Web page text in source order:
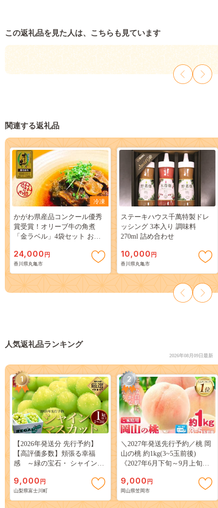
この返礼品を見た人は、こちらも見ています
関連する返礼品
冷凍
かがわ県産品コンクール優秀
賞受賞！オリーブ牛の角煮
「金ラベル」4袋セット お肉
24,000 円
香川県丸亀市
ステーキハウス千萬特製ドレ
ッシング 3本入り 調味料
270ml 詰め合わせ
10,000 円
香川県丸亀市
人気返礼品ランキング
2026年08月09日最新
1
【2026年発送分 先行予約】
【高評価多数】頬張る幸福
感 ～緑の宝石・ シャインマ
３房） フルーツ 山梨県産 果
物 くだもの シャイン マスカ
ット ぶどう ブドウ 葡萄 大粒
9,000 円
山梨県富士川町
2
＼2027年発送先行予約／桃 岡
山の桃 約1kg(3~5玉前後)
《2027年6月下旬～9月上旬頃
岡山 はくとう スイーツ フル
ーツ 果物 デザート 旬 モモ も
も 先行予約 送料無料 果物 岡
9,000 円
岡山県笠岡市